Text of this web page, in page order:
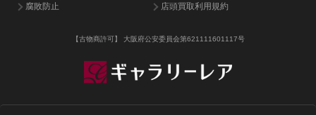
腐敗防止 店頭買取利用規約
【古物商許可】 大阪府公安委員会第621111601117号